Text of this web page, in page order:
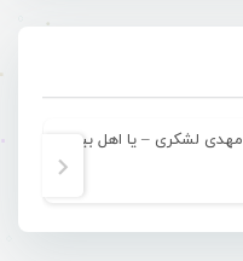
مهدی لشکری – یا اهل بیت